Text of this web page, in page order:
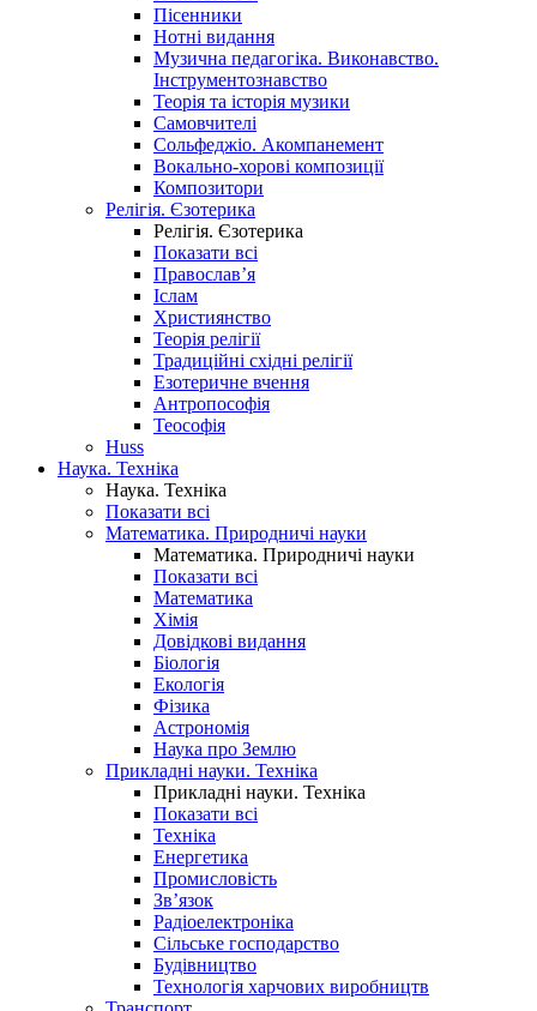
Пісенники
Нотні видання
Музична педагогіка. Виконавство.
Інструментознавство
Теорія та історія музики
Самовчителі
Сольфеджіо. Акомпанемент
Вокально-хорові композиції
Композитори
Релігія. Єзотерика
Релігія. Єзотерика
Показати всі
Православ’я
Іслам
Християнство
Теорія релігії
Традиційні східні релігії
Езотеричне вчення
Антропософія
Теософія
Huss
Наука. Техніка
Наука. Техніка
Показати всі
Математика. Природничі науки
Математика. Природничі науки
Показати всі
Математика
Хімія
Довідкові видання
Біологія
Екологія
Фізика
Астрономія
Наука про Землю
Прикладні науки. Техніка
Прикладні науки. Техніка
Показати всі
Техніка
Енергетика
Промисловість
Зв’язок
Радіоелектроніка
Сільське господарство
Будівництво
Технологія харчових виробництв